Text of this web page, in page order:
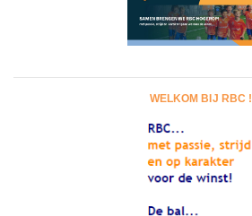
WELKOM BIJ RBC !